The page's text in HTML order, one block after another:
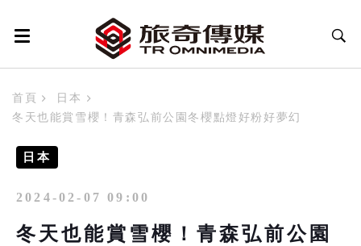
首頁
日本
冬天也能賞雪櫻！青森弘前公園冬櫻點燈好粉好夢幻
日本
2024-02-07 09:00
冬天也能賞雪櫻！青森弘前公園